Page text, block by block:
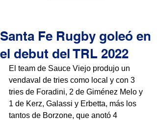
Santa Fe Rugby goleó en
el debut del TRL 2022
El team de Sauce Viejo produjo un
vendaval de tries como local y con 3
tries de Foradini, 2 de Giménez Melo y
1 de Kerz, Galassi y Erbetta, más los
tantos de Borzone, que anotó 4